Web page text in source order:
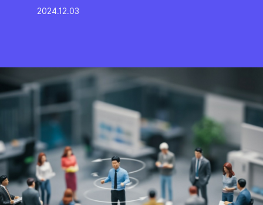
2024.12.03